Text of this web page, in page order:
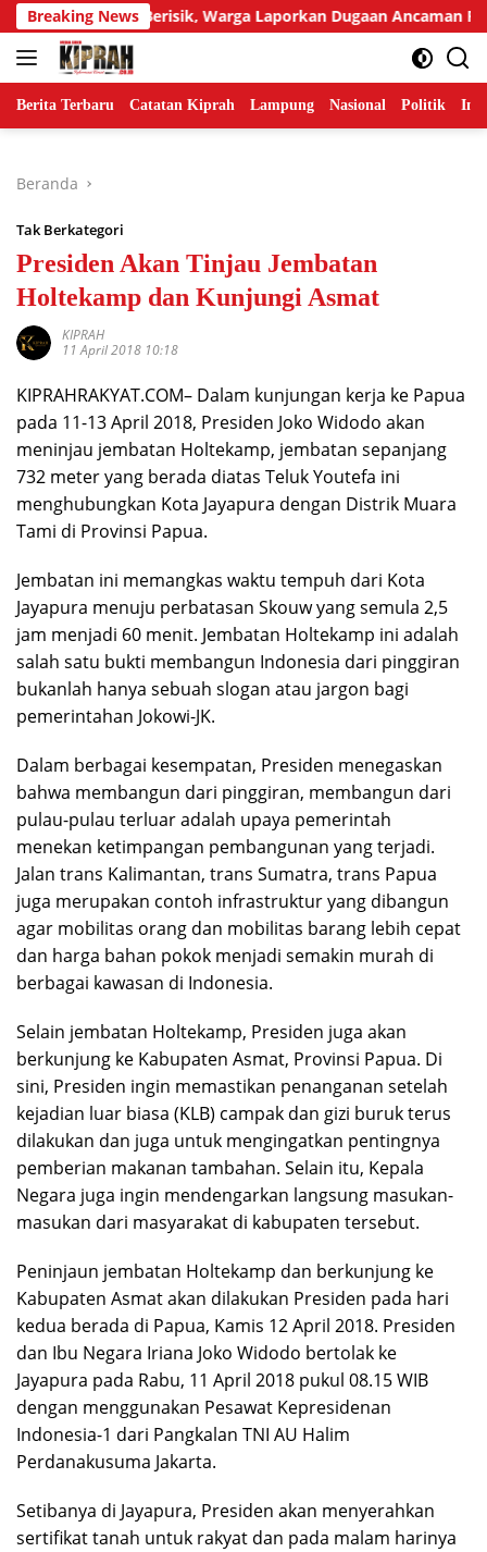
Langsung
ke
konten
Breaking News
Tetangga Berisik, Warga Laporkan Dugaan Ancaman
Berita Terbaru Catatan Kiprah Lampung Nasional Politik
Beranda
Tak Berkategori
Presiden Akan Tinjau Jembatan
Holtekamp dan Kunjungi Asmat
KIPRAH
11 April 2018 10:18
KIPRAHRAKYAT.COM– Dalam kunjungan kerja ke Papua
pada 11-13 April 2018, Presiden Joko Widodo akan
meninjau jembatan Holtekamp, jembatan sepanjang
732 meter yang berada diatas Teluk Youtefa ini
menghubungkan Kota Jayapura dengan Distrik Muara
Tami di Provinsi Papua.
Jembatan ini memangkas waktu tempuh dari Kota
Jayapura menuju perbatasan Skouw yang semula 2,5
jam menjadi 60 menit. Jembatan Holtekamp ini adalah
salah satu bukti membangun Indonesia dari pinggiran
bukanlah hanya sebuah slogan atau jargon bagi
pemerintahan Jokowi-JK.
Dalam berbagai kesempatan, Presiden menegaskan
bahwa membangun dari pinggiran, membangun dari
pulau-pulau terluar adalah upaya pemerintah
menekan ketimpangan pembangunan yang terjadi.
Jalan trans Kalimantan, trans Sumatra, trans Papua
juga merupakan contoh infrastruktur yang dibangun
agar mobilitas orang dan mobilitas barang lebih cepat
dan harga bahan pokok menjadi semakin murah di
berbagai kawasan di Indonesia.
Selain jembatan Holtekamp, Presiden juga akan
berkunjung ke Kabupaten Asmat, Provinsi Papua. Di
sini, Presiden ingin memastikan penanganan setelah
kejadian luar biasa (KLB) campak dan gizi buruk terus
dilakukan dan juga untuk mengingatkan pentingnya
pemberian makanan tambahan. Selain itu, Kepala
Negara juga ingin mendengarkan langsung masukan-
masukan dari masyarakat di kabupaten tersebut.
Peninjaun jembatan Holtekamp dan berkunjung ke
Kabupaten Asmat akan dilakukan Presiden pada hari
kedua berada di Papua, Kamis 12 April 2018. Presiden
dan Ibu Negara Iriana Joko Widodo bertolak ke
Jayapura pada Rabu, 11 April 2018 pukul 08.15 WIB
dengan menggunakan Pesawat Kepresidenan
Indonesia-1 dari Pangkalan TNI AU Halim
Perdanakusuma Jakarta.
Setibanya di Jayapura, Presiden akan menyerahkan
sertifikat tanah untuk rakyat dan pada malam harinya